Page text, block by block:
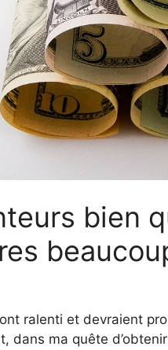
bien
ralenti et devraient
dans ma quête